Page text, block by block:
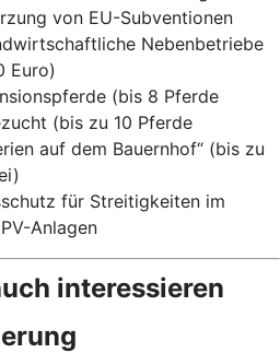
von EU-Subventionen
Nebenbetriebe
Euro)
(bis 8 Pferde
(bis zu 10 Pferde
auf dem Bauernhof“ (bis zu
für Streitigkeiten im
Anlagen
interessieren